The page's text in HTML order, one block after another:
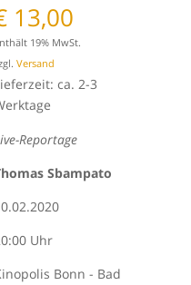
13,00
19% MwSt.
Versand
ca. 2-3
Reportage
Sbampato
Uhr
Bonn - Bad